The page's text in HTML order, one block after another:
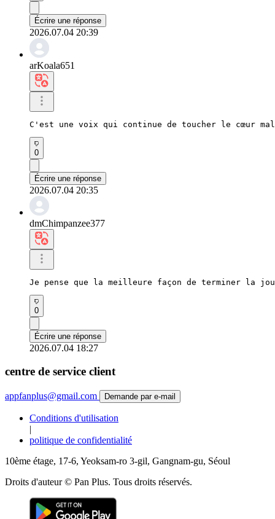
Écrire une réponse
2026.07.04 20:39
arKoala651
C'est une voix qui continue de toucher le cœur
0
Écrire une réponse
2026.07.04 20:35
dmChimpanzee377
Je pense que la meilleure façon de terminer la
0
Écrire une réponse
2026.07.04 18:27
centre de service client
appfanplus@gmail.com Demande par e-mail
Conditions d'utilisation
|
politique de confidentialité
10ème étage, 17-6, Yeoksam-ro 3-gil, Gangnam-gu, Séoul
Droits d'auteur © Pan Plus. Tous droits réservés.